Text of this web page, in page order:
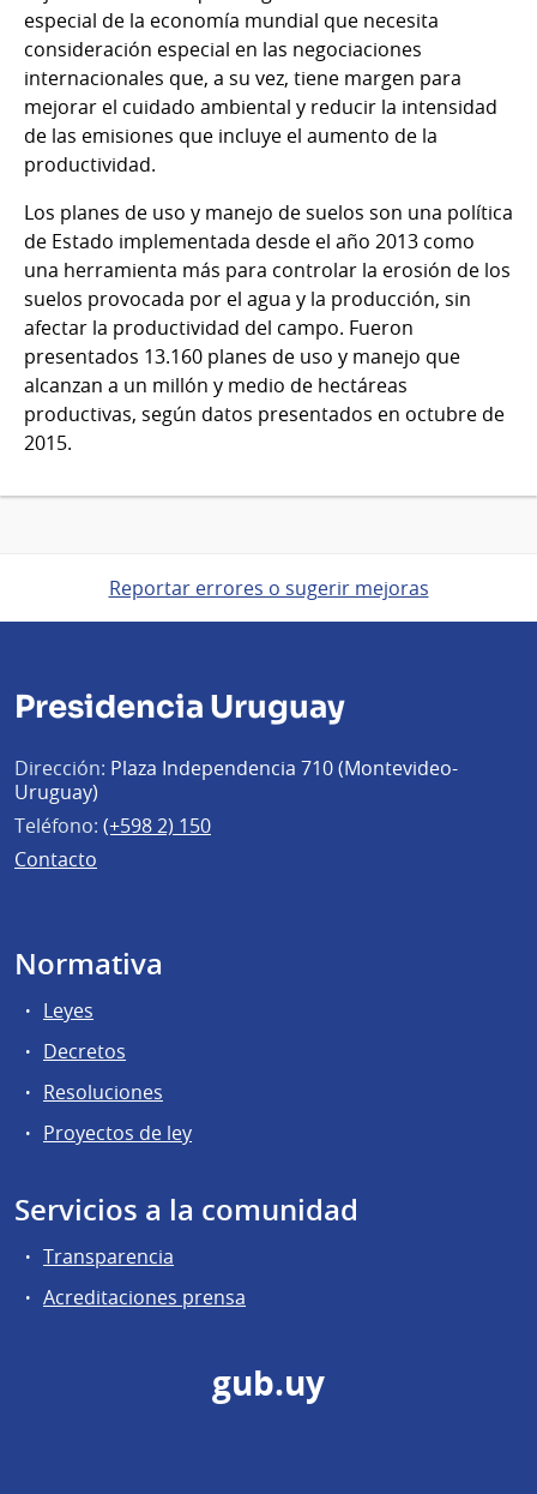
especial de la economía mundial que necesita
consideración especial en las negociaciones
internacionales que, a su vez, tiene margen para
mejorar el cuidado ambiental y reducir la intensidad
de las emisiones que incluye el aumento de la
productividad.
Los planes de uso y manejo de suelos son una política
de Estado implementada desde el año 2013 como
una herramienta más para controlar la erosión de los
suelos provocada por el agua y la producción, sin
afectar la productividad del campo. Fueron
presentados 13.160 planes de uso y manejo que
alcanzan a un millón y medio de hectáreas
productivas, según datos presentados en octubre de
2015.
Reportar errores o sugerir mejoras
Presidencia Uruguay
Dirección: Plaza Independencia 710 (Montevideo-
Uruguay)
Teléfono: (+598 2) 150
Contacto
Normativa
Leyes
Decretos
Resoluciones
Proyectos de ley
Servicios a la comunidad
Transparencia
Acreditaciones prensa
gub.uy